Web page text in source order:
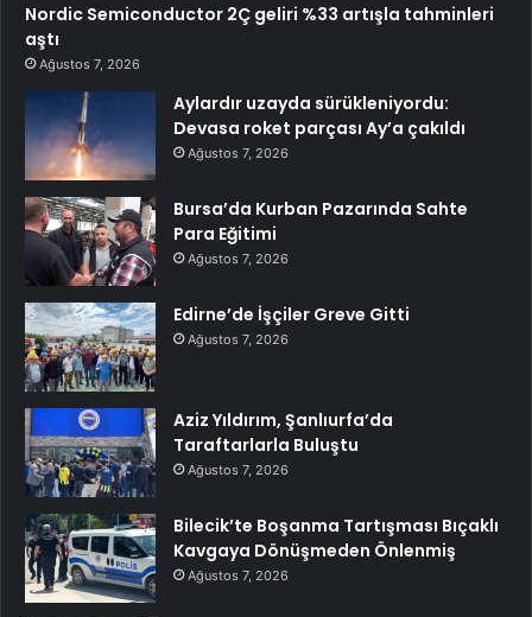
Nordic Semiconductor 2Ç geliri %33 artışla tahminleri
aştı
Ağustos 7, 2026
Aylardır uzayda sürükleniyordu:
Devasa roket parçası Ay’a çakıldı
Ağustos 7, 2026
Bursa’da Kurban Pazarında Sahte
Para Eğitimi
Ağustos 7, 2026
Edirne’de İşçiler Greve Gitti
Ağustos 7, 2026
Aziz Yıldırım, Şanlıurfa’da
Taraftarlarla Buluştu
Ağustos 7, 2026
Bilecik’te Boşanma Tartışması Bıçaklı
Kavgaya Dönüşmeden Önlenmiş
Ağustos 7, 2026